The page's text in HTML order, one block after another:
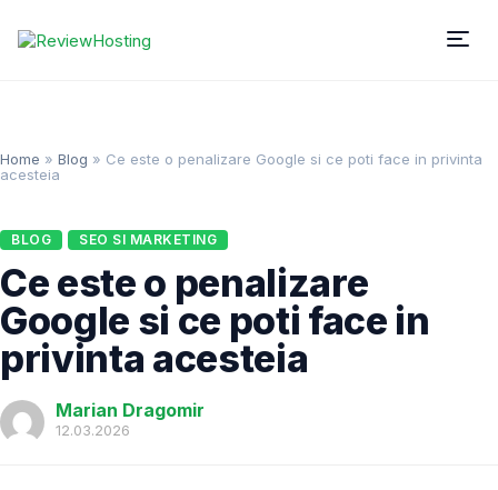
Home » Blog » Ce este o penalizare Google si ce poti face in privinta
acesteia
BLOG SEO SI MARKETING
Ce este o penalizare
Google si ce poti face in
privinta acesteia
Marian Dragomir
12.03.2026